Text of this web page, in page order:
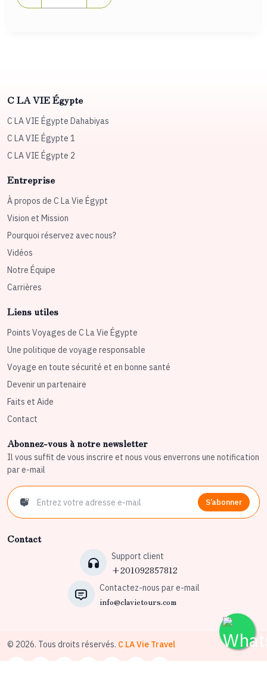
C LA VIE Égypte
C LA VIE Égypte Dahabiyas
C LA VIE Égypte 1
C LA VIE Égypte 2
Entreprise
À propos de C La Vie Égypt
Vision et Mission
Pourquoi réservez avec nous?
Vidéos
Notre Équipe
Carrières
Liens utiles
Points Voyages de C La Vie Égypte
Une politique de voyage responsable
Voyage en toute sécurité et en bonne santé
Devenir un partenaire
Faits et Aide
Contact
Abonnez-vous à notre newsletter
Il vous suffit de vous inscrire et nous vous enverrons une notification
par e-mail
S’abonner
Contact
Support client
+201092857812
Contactez-nous par e-mail
info@clavietours.com
© 2026. Tous droits réservés. C LA Vie Travel